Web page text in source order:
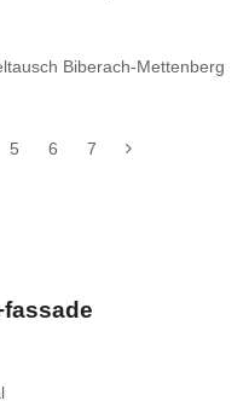
Biberach-Mettenberg
5 6 7